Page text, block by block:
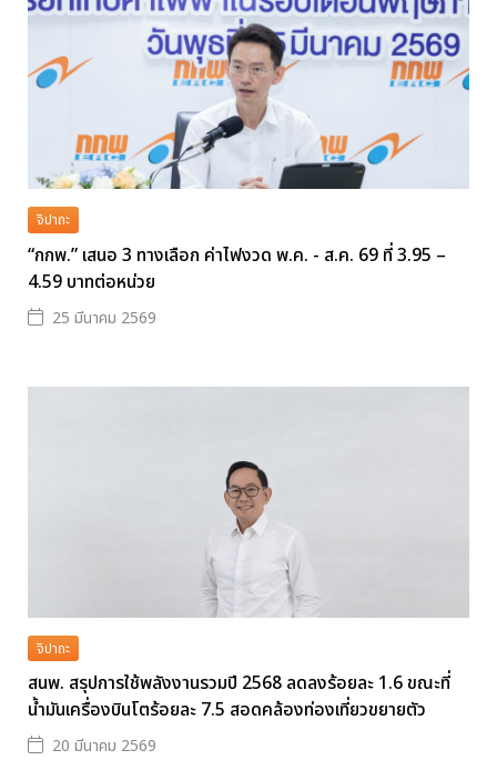
จิปาถะ
“กกพ.” เสนอ 3 ทางเลือก ค่าไฟงวด พ.ค. - ส.ค. 69 ที่ 3.95 –
4.59 บาทต่อหน่วย
25 มีนาคม 2569
จิปาถะ
สนพ. สรุปการใช้พลังงานรวมปี 2568 ลดลงร้อยละ 1.6 ขณะที่
น้ำมันเครื่องบินโตร้อยละ 7.5 สอดคล้องท่องเที่ยวขยายตัว
20 มีนาคม 2569